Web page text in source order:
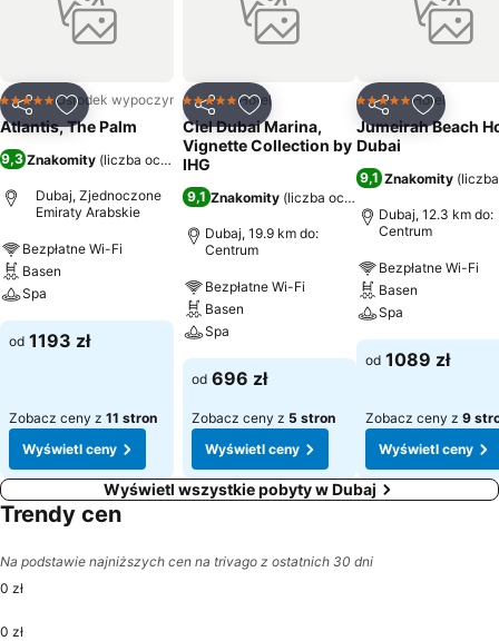
UdostępnijDodaj do ulubionych
5 KategoriaOśrodek wypoczynkowy
Atlantis, The Palm
9,3 Znakomity (liczba ocen: 138 265
Dubaj, Zjednoczone
Emiraty Arabskie
Bezpłatne Wi-Fi
Basen
Spa
od 1193 zł
Zobacz ceny z 11 stron
Wyświetl ceny
UdostępnijDodaj do ulubionych
5 KategoriaHotel
Ciel Dubai Marina,
Vignette Collection by
IHG
9,1 Znakomity (liczba ocen: 1510
Dubaj, 19.9 km do:
Centrum
Bezpłatne Wi-Fi
Basen
Spa
od 696 zł
Zobacz ceny z 5 stron
Wyświetl ceny
UdostępnijDodaj
5 KategoriaHotel
Jumeirah Beach
Dubai
9,1 Znakomity (
Dubaj, 12.3 km do:
Centrum
Bezpłatne Wi-Fi
Basen
Spa
od 1089 zł
Zobacz ceny z 9
Wyświetl ceny
Wyświetl wszystkie pobyty w Dubaj
Trendy cen
Na podstawie najniższych cen na trivago z ostatnich 30 dni
0 zł
0 zł